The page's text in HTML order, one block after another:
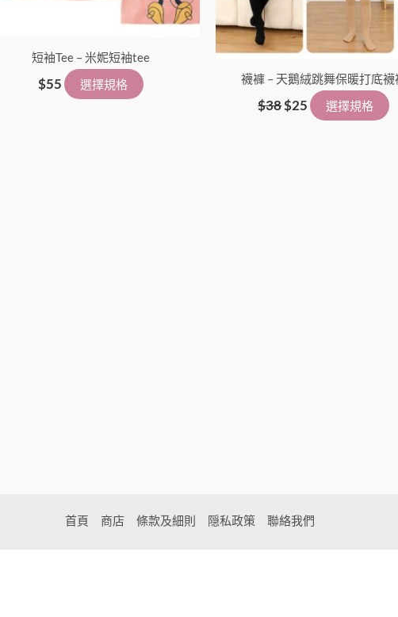
短袖Tee – 米妮短袖tee
$55 選擇規格
頁
選
擇
襪褲 – 天鵝絨跳舞保暖打底襪
$38$25 選擇規格
選
選
首頁 商店 條款及細則 隠私政策 聯絡我們